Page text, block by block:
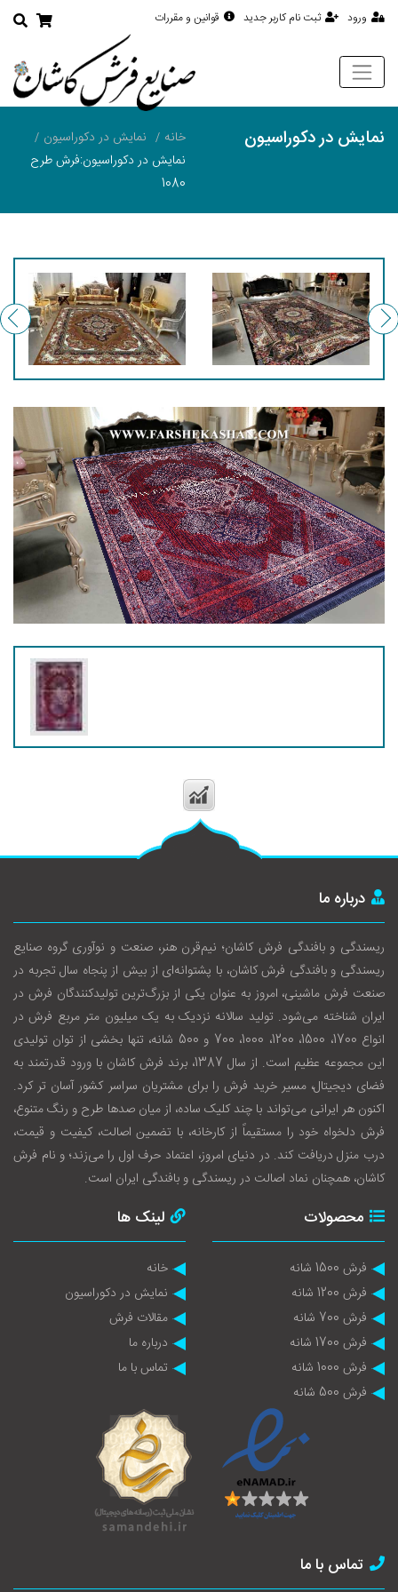
ورود ثبت نام کاربر جدید قوانین و مقررات
نمایش در دکوراسیون خانه
نمایش در دکوراسیون
نمایش در دکوراسیون:فرش طرح
1080
درباره ما
ریسندگی و بافندگی فرش کاشان؛ نیم‌قرن هنر، صنعت و نوآوری گروه صنایع
ریسندگی و بافندگی فرش کاشان، با پشتوانه‌ای از بیش از پنجاه سال تجربه در
صنعت فرش ماشینی، امروز به عنوان یکی از بزرگ‌ترین تولیدکنندگان فرش در
ایران شناخته می‌شود. تولید سالانه نزدیک به یک میلیون متر مربع فرش در
انواع 1700، 1500، 1200، 1000، 700 و 500 شانه، تنها بخشی از توان تولیدی
این مجموعه عظیم است. از سال 1387، برند فرش کاشان با ورود قدرتمند به
فضای دیجیتال، مسیر خرید فرش را برای مشتریان سراسر کشور آسان‌ تر کرد.
اکنون هر ایرانی می‌تواند با چند کلیک ساده، از میان صدها طرح و رنگ متنوع،
فرش دلخواه خود را مستقیماً از کارخانه، با تضمین اصالت، کیفیت و قیمت،
درب منزل دریافت کند. در دنیای امروز، اعتماد حرف اول را می‌زند؛ و نام فرش
کاشان، همچنان نماد اصالت در ریسندگی و بافندگی ایران است.
محصولات
فرش 1500 شانه
فرش 1200 شانه
فرش 700 شانه
فرش 1700 شانه
فرش 1000 شانه
فرش 500 شانه
لینک ها
خانه
نمایش در دکوراسیون
مقالات فرش
درباره ما
تماس با ما
تماس با ما